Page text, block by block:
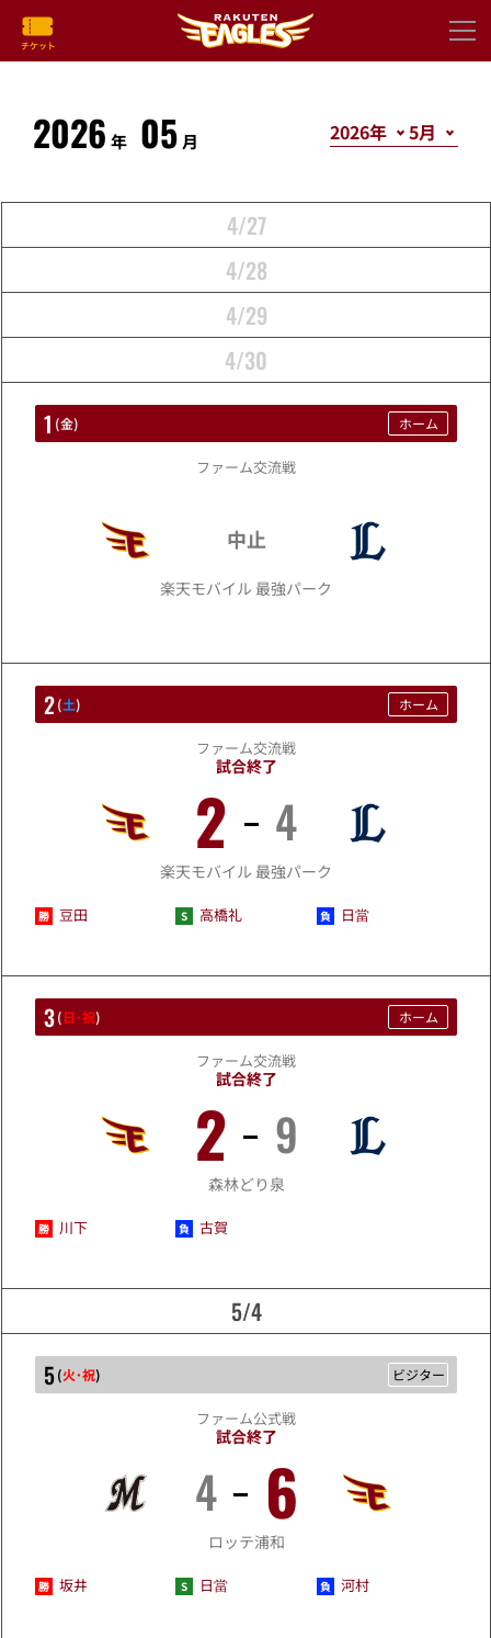
2026 年 05 月
4/27
4/28
4/29
4/30
5/1
1 (金) ホーム
ファーム交流戦
中止
楽天モバイル 最強パーク
5/2
2(土) ホーム
ファーム交流戦
試合終了
2 4
楽天モバイル 最強パーク
豆田 高橋礼 日當
5/3
3(日･祝) ホーム
ファーム交流戦
試合終了
2 9
森林どり泉
川下 古賀
5/4
5/5
5(火･祝) ビジター
ファーム公式戦
試合終了
4 6
ロッテ浦和
坂井 日當 河村